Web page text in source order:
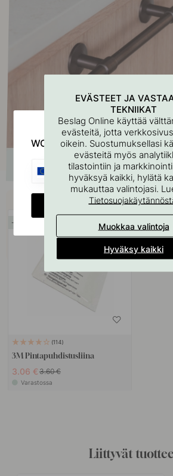
Osta
114
3M Pintapuhdistusliina
3.06 € 3.60 €
Varastossa
Liittyvät
EVÄSTEET JA
TEKNIIKAT
Beslag Online käyttää
evästeitä, jotta
oikein. Suostumuksellasi
evästeitä myös
tilastointiin ja
hyväksyä kaikki, hylätä
mukauttaa valintojasi.
Muokkaa valintoja
Hyväksy kaikki
WOULD YOU RATHER VISIT?
EU
CHANGE